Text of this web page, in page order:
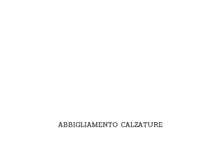
ABBIGLIAMENTO CALZATURE